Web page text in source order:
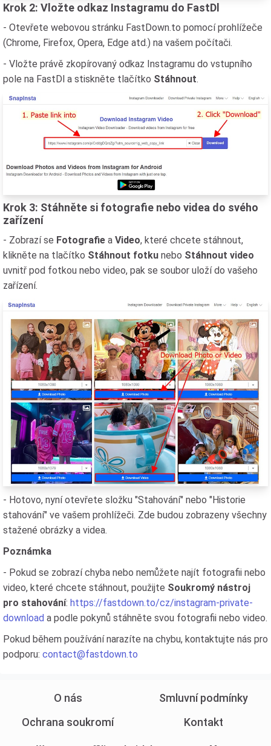
Krok 2: Vložte odkaz Instagramu do FastDl
- Otevřete webovou stránku FastDown.to pomocí prohlížeče
(Chrome, Firefox, Opera, Edge atd.) na vašem počítači.
- Vložte právě zkopírovaný odkaz Instagramu do vstupního
pole na FastDl a stiskněte tlačítko Stáhnout.
Krok 3: Stáhněte si fotografie nebo videa do svého
zařízení
- Zobrazí se Fotografie a Video, které chcete stáhnout,
klikněte na tlačítko Stáhnout fotku nebo Stáhnout video
uvnitř pod fotkou nebo video, pak se soubor uloží do vašeho
zařízení.
- Hotovo, nyní otevřete složku "Stahování" nebo "Historie
stahování" ve vašem prohlížeči. Zde budou zobrazeny všechny
stažené obrázky a videa.
Poznámka
- Pokud se zobrazí chyba nebo nemůžete najít fotografii nebo
video, které chcete stáhnout, použijte Soukromý nástroj
pro stahování: https://fastdown.to/cz/instagram-private-
download a podle pokynů stáhněte svou fotografii nebo video.
Pokud během používání narazíte na chybu, kontaktujte nás pro
podporu: contact@fastdown.to
O nás
Smluvní podmínky
Ochrana soukromí
Kontakt